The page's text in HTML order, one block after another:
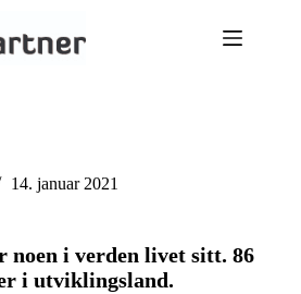
14. januar 2021
noen i verden livet sitt. 86
i utviklingsland.